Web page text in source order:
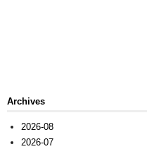
Archives
2026-08
2026-07